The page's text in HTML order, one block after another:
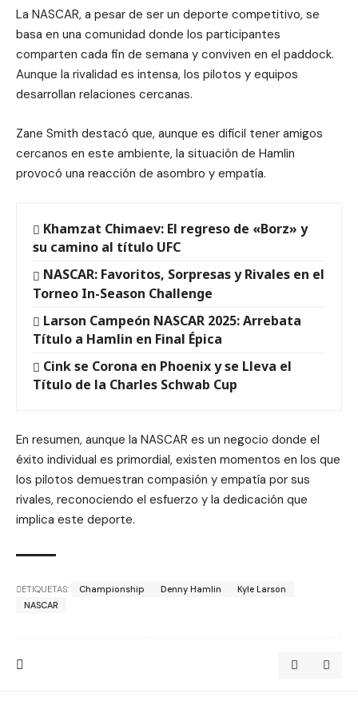
La NASCAR, a pesar de ser un deporte competitivo, se
basa en una comunidad donde los participantes
comparten cada fin de semana y conviven en el paddock.
Aunque la rivalidad es intensa, los pilotos y equipos
desarrollan relaciones cercanas.
Zane Smith destacó que, aunque es difícil tener amigos
cercanos en este ambiente, la situación de Hamlin
provocó una reacción de asombro y empatía.
Khamzat Chimaev: El regreso de «Borz» y
su camino al título UFC
NASCAR: Favoritos, Sorpresas y Rivales en el
Torneo In-Season Challenge
Larson Campeón NASCAR 2025: Arrebata
Título a Hamlin en Final Épica
Cink se Corona en Phoenix y se Lleva el
Título de la Charles Schwab Cup
En resumen, aunque la NASCAR es un negocio donde el
éxito individual es primordial, existen momentos en los que
los pilotos demuestran compasión y empatía por sus
rivales, reconociendo el esfuerzo y la dedicación que
implica este deporte.
ETIQUETAS: Championship Denny Hamlin
Kyle Larson
NASCAR